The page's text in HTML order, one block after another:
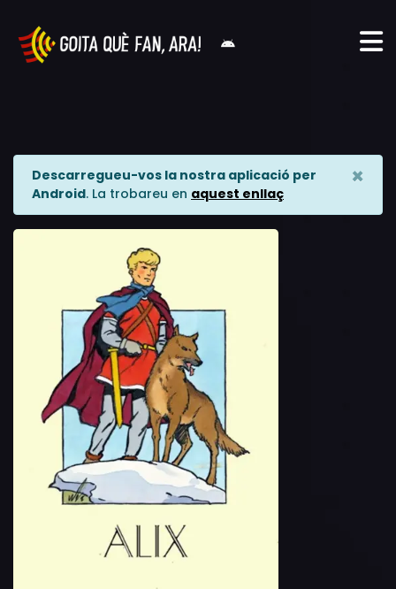
Descarregueu-vos la nostra aplicació per
Android. La trobareu en aquest enllaç
×